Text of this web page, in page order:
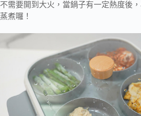
不需要開到大火，當鍋子有一定熱度後
蒸煮囉！